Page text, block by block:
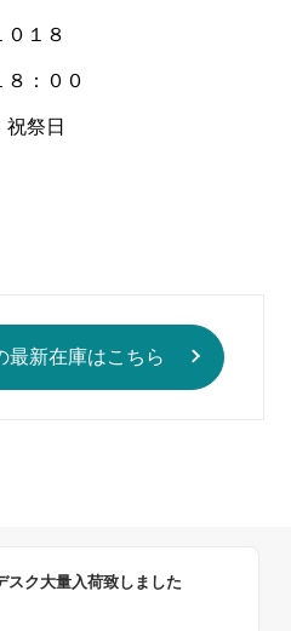
０１８
：００
祭日
最新在庫はこちら
ク大量入荷致しました